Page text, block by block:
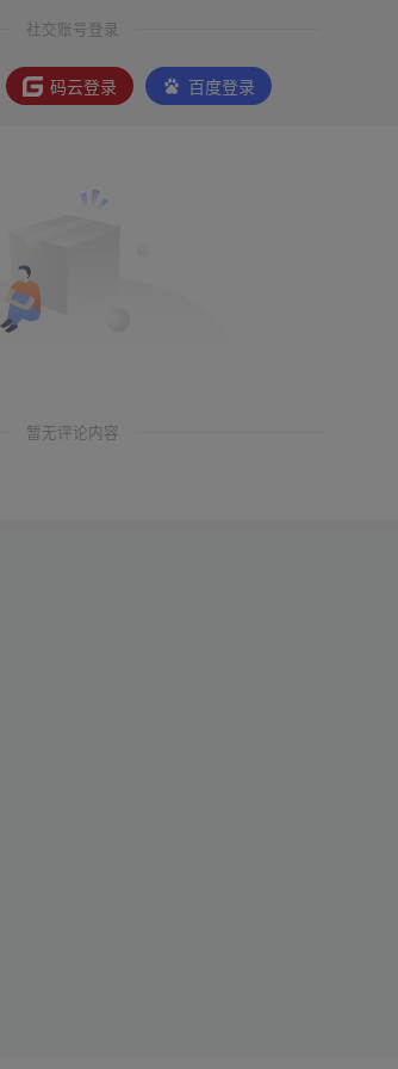
社交账号登录
码云登录 百度登录
暂无评论内容